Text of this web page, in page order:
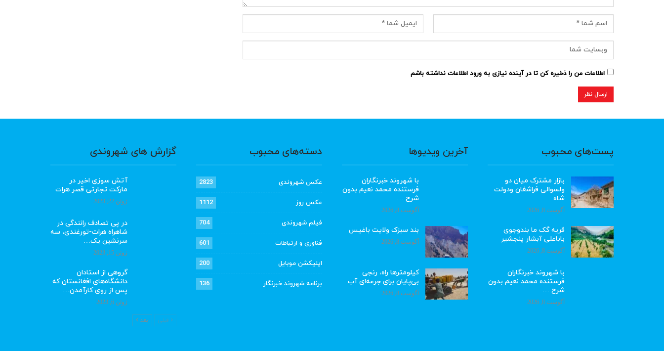
اطلاعات من را ذخیره کن تا در آینده نیازی به ورود اطلاعات نداشته باشم
پست‌های محبوب
بازار مشترک میان دو
ولسوالی فراشغان ودولت
شاه
آگوست 8, 2026
قریه گک ما بندوجوی
باباعلی آبشار پنجشیر
آگوست 8, 2026
با شهروند خبرنگاران
فرستنده محمد نعیم بدون
شرح …
آگوست 8, 2026
آخرین ویدیوها
با شهروند خبرنگاران
فرستنده محمد نعیم بدون
شرح …
آگوست 8, 2026
بند سبزک ولایت باغیس
آگوست 8, 2026
کیلومترها راه، رنجی
بی‌پایان برای جرعه‌ای آب
آگوست 8, 2026
دسته‌های محبوب
عکس شهروندی 2823
عکس روز 1112
فیلم شهروندی 704
فناوری و ارتباطات 601
اپلیکشن موبایل 200
برنامه شهروند خبرنگار 136
گزارش های شهروندی
آتش سوزی اخیر در
مارکت تجارتی قصر هرات
ژوئن 22, 2023
در پی تصادف رانندگی در
شاهراه هرات-تورغندی، سه
سرنشین یک…
ژوئن 15, 2023
گروهی از استادان
دانشگاه‌های افغانستان که
پس از روی کارآمدن…
ژوئن 6, 2023
قبلی بعد